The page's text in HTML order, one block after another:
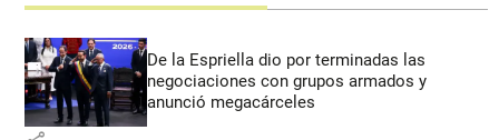
De la Espriella dio por terminadas las
negociaciones con grupos armados y
anunció megacárceles